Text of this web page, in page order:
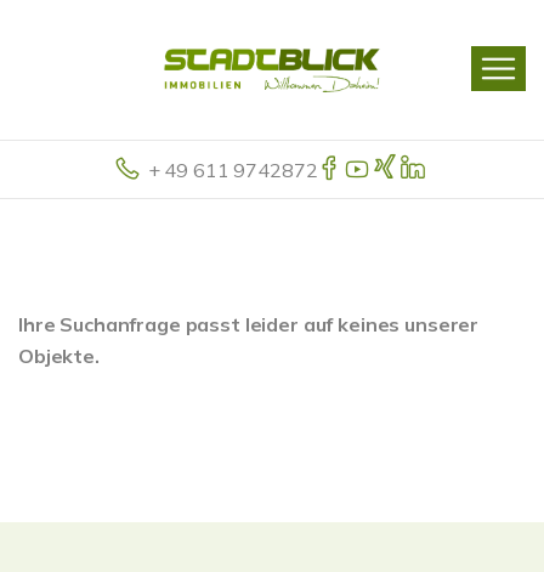
+ 49 611 9742872
Ihre Suchanfrage passt leider auf keines unserer
Objekte.